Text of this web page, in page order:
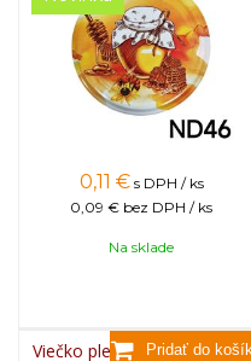
0,11 € s DPH / ks
0,09 € bez DPH / ks
Na sklade
Viečko plechové TWIST 82 -